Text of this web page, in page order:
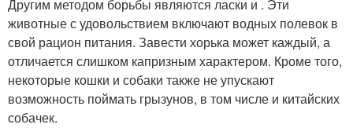
Другим методом борьбы являются ласки и . Эти
животные с удовольствием включают водных полевок в
свой рацион питания. Завести хорька может каждый, а
отличается слишком капризным характером. Кроме того,
некоторые кошки и собаки также не упускают
возможность поймать грызунов, в том числе и китайских
собачек.